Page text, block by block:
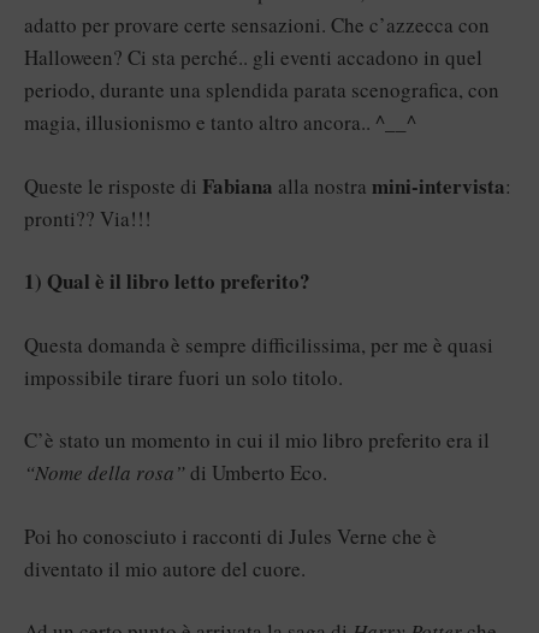
adatto per provare certe sensazioni. Che c’azzecca con
Halloween? Ci sta perché.. gli eventi accadono in quel
periodo, durante una splendida parata scenografica, con
magia, illusionismo e tanto altro ancora.. ^__^
Queste le risposte di Fabiana alla nostra mini-intervista:
pronti?? Via!!!
1) Qual è il libro letto preferito?
Questa domanda è sempre difficilissima, per me è quasi
impossibile tirare fuori un solo titolo.
C’è stato un momento in cui il mio libro preferito era il
“Nome della rosa”di Umberto Eco.
Poi ho conosciuto i racconti di Jules Verne che è
diventato il mio autore del cuore.